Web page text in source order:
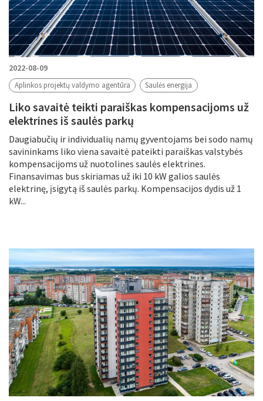
2022-08-09
Aplinkos projektų valdymo agentūra Saulės energija
Liko savaitė teikti paraiškas kompensacijoms už
elektrines iš saulės parkų
Daugiabučių ir individualių namų gyventojams bei sodo namų
savininkams liko viena savaitė pateikti paraiškas valstybės
kompensacijoms už nuotolines saulės elektrines.
Finansavimas bus skiriamas už iki 10 kW galios saulės
elektrinę, įsigytą iš saulės parkų. Kompensacijos dydis už 1
kW...